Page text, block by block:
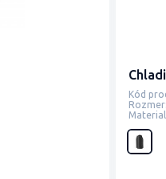
Kód